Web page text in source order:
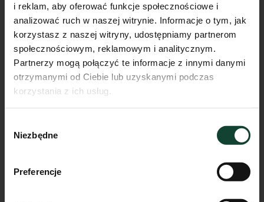
i reklam, aby oferować funkcje społecznościowe i
analizować ruch w naszej witrynie. Informacje o tym, jak
korzystasz z naszej witryny, udostępniamy partnerom
społecznościowym, reklamowym i analitycznym.
Partnerzy mogą połączyć te informacje z innymi danymi
otrzymanymi od Ciebie lub uzyskanymi podczas
korzystania z ich usług.
zgody
Niezbędne
Preferencje
Mieszkanie E.A.4
Pokoje
Przejdź do karty mieszkania